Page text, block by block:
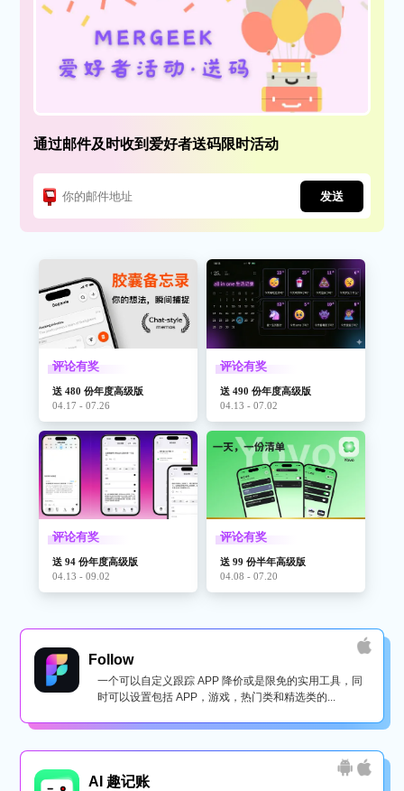
通过邮件及时收到爱好者送码限时活动
发送
评论有奖
送 480 份年度高级版
04.17 - 07.26
评论有奖
送 490 份年度高级版
04.13 - 07.02
评论有奖
送 94 份年度高级版
04.13 - 09.02
评论有奖
送 99 份半年高级版
04.08 - 07.20
Follow
一个可以自定义跟踪 APP 降价或是限免的实用工具，同
时可以设置包括 APP，游戏，热门类和精选类的...
AI 趣记账